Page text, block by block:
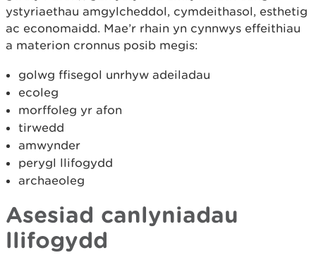
ystyriaethau amgylcheddol, cymdeithasol, esthetig
ac economaidd. Mae’r rhain yn cynnwys effeithiau
a materion cronnus posib megis:
golwg ffisegol unrhyw adeiladau
ecoleg
morffoleg yr afon
tirwedd
amwynder
perygl llifogydd
archaeoleg
Asesiad canlyniadau
llifogydd